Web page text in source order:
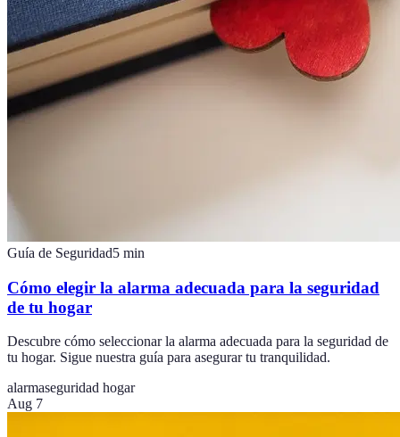
Guía de Seguridad5 min
Cómo elegir la alarma adecuada para la seguridad
de tu hogar
Descubre cómo seleccionar la alarma adecuada para la seguridad de
tu hogar. Sigue nuestra guía para asegurar tu tranquilidad.
alarmaseguridad hogar
Aug 7